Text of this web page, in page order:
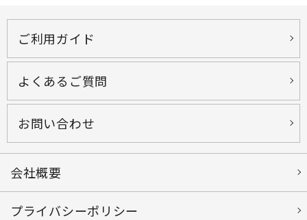
ご利用ガイド
よくあるご質問
お問い合わせ
会社概要
プライバシーポリシー